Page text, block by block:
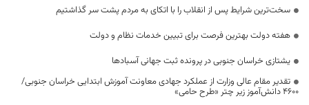
سخت‌ترین شرایط پس از انقلاب را با اتکای به مردم پشت سر گذاشتیم
هفته دولت بهترین فرصت برای تبیین خدمات نظام و دولت
یشتازی خراسان جنوبی در پرونده ثبت جهانی آسبادها
تقدیر مقام عالی وزارت از عملکرد جهادی معاونت آموزش ابتدایی خراسان جنوبی/
۴۶۰۰ دانش‌آموز زیر چتر «طرح حامی»